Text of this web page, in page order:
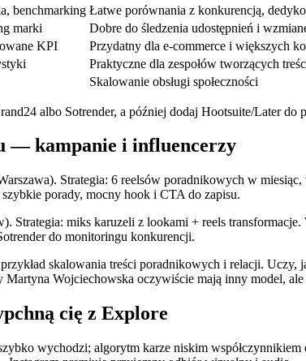
benchmarking Łatwe porównania z konkurencją,
marki
Dobre do śledzenia udostępnień i
KPI
Przydatny dla e‑commerce i większych
Praktyczne dla zespołów tworzących
Skalowanie obsługi społeczności
albo Sotrender, a później dodaj Hootsuite/Later
— kampanie i influencerzy
Strategia: 6 reelsów poradnikowych w
porady, mocny hook i CTA do zapisu.
Strategia: miks karuzeli z lookami + reels
do monitoringu konkurencji.
skalowania treści poradnikowych i relacji.
Wojciechowska oczywiście mają inny model,
cię z Explore
wychodzi; algorytm karze niskim współczynnikiem